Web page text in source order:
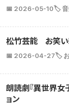
📅 2026-05-10🏷️ 音
松竹芸能 お笑い
📅 2026-04-27🏷️ お
朗読劇『異世界女
ョン